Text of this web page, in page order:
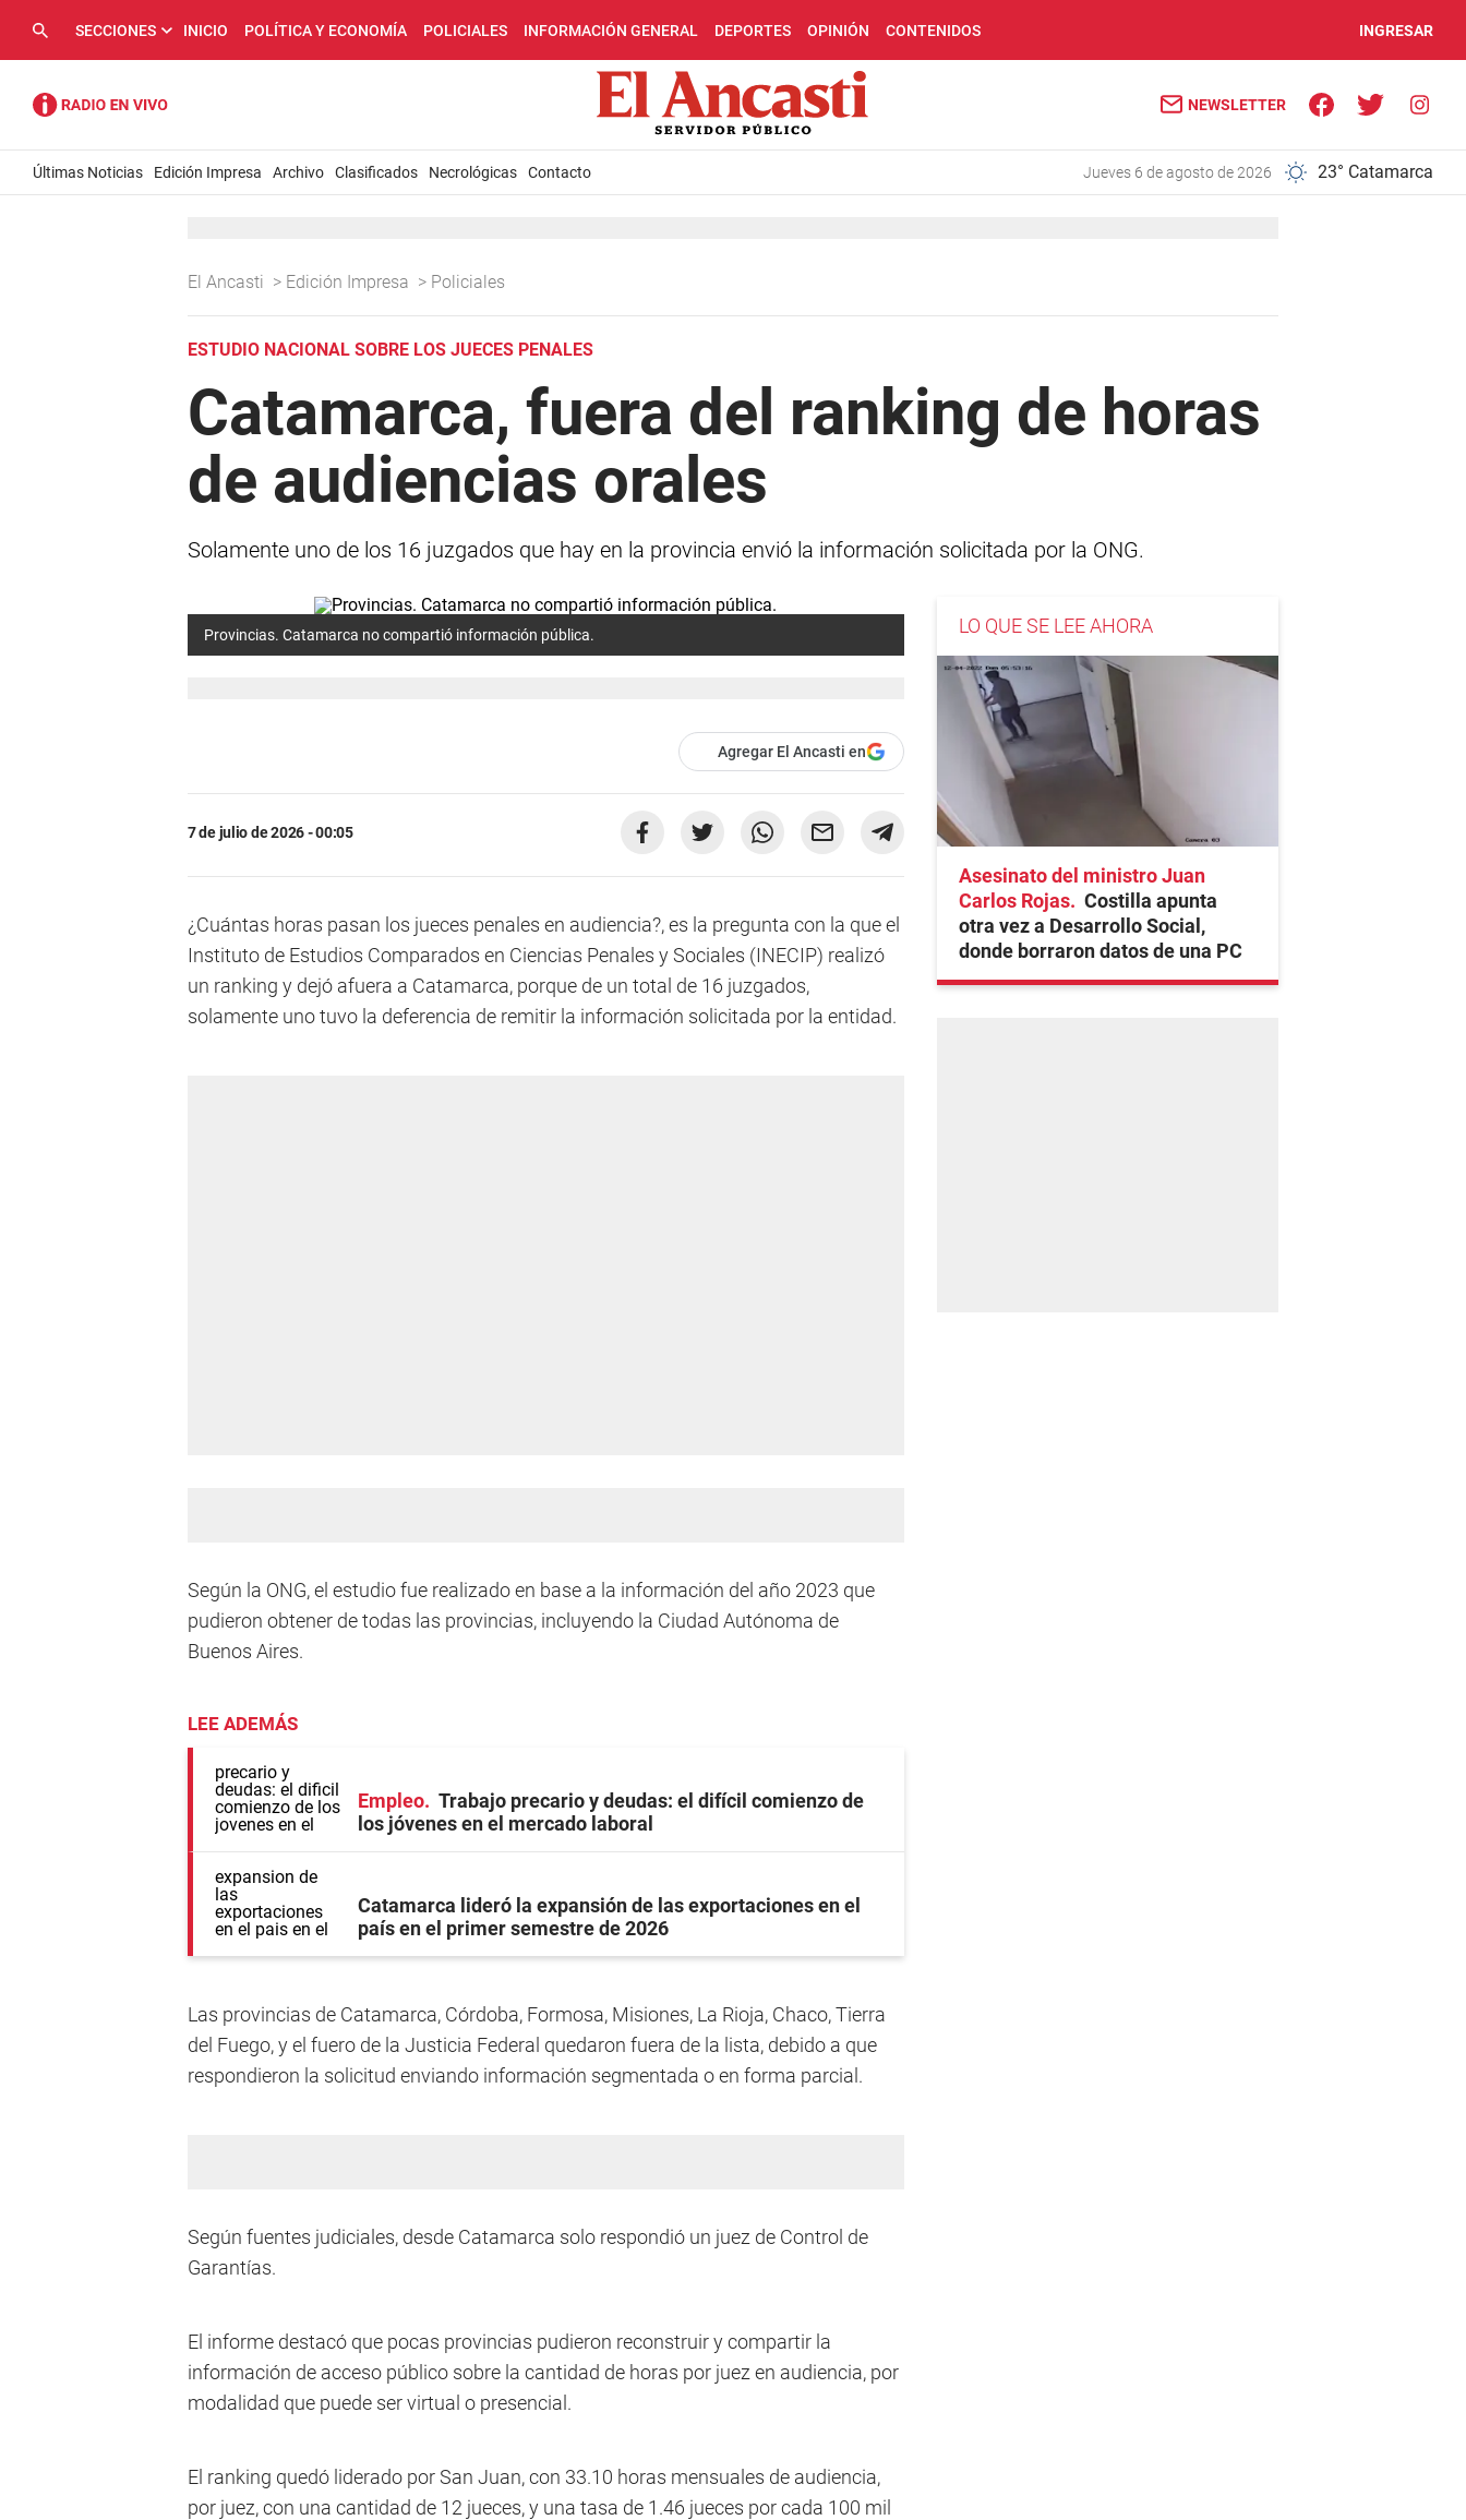
SECCIONES INICIO POLÍTICA Y ECONOMÍA POLICIALES INFORMACIÓN GENERAL DEPORTES OPINIÓN CONTENIDOS INGRESAR
NEWSLETTER
Últimas Noticias Edición Impresa Archivo Clasificados Necrológicas Contacto jueves 6 de agosto de 2026 23° Catamarca
El Ancasti > Edición Impresa > Policiales
ESTUDIO NACIONAL SOBRE LOS JUECES PENALES
Catamarca, fuera del ranking de horas
de audiencias orales
Solamente uno de los 16 juzgados que hay en la provincia envió la información solicitada por la ONG.
Provincias. Catamarca no compartió información pública.
Agregar El Ancasti en
7 de julio de 2026 - 00:05
¿Cuántas horas pasan los jueces penales en audiencia?, es la pregunta con la que el
Instituto de Estudios Comparados en Ciencias Penales y Sociales (INECIP) realizó
un ranking y dejó afuera a Catamarca, porque de un total de 16 juzgados,
solamente uno tuvo la deferencia de remitir la información solicitada por la entidad.
Según la ONG, el estudio fue realizado en base a la información del año 2023 que
pudieron obtener de todas las provincias, incluyendo la Ciudad Autónoma de
Buenos Aires.
LEE ADEMÁS
Empleo
Trabajo precario y deudas: el difícil comienzo de
los jóvenes en el mercado laboral
Catamarca lideró la expansión de las exportaciones en el
país en el primer semestre de 2026
Las provincias de Catamarca, Córdoba, Formosa, Misiones, La Rioja, Chaco, Tierra
del Fuego, y el fuero de la Justicia Federal quedaron fuera de la lista, debido a que
respondieron la solicitud enviando información segmentada o en forma parcial.
Según fuentes judiciales, desde Catamarca solo respondió un juez de Control de
Garantías.
El informe destacó que pocas provincias pudieron reconstruir y compartir la
información de acceso público sobre la cantidad de horas por juez en audiencia, por
modalidad que puede ser virtual o presencial.
El ranking quedó liderado por San Juan, con 33.10 horas mensuales de audiencia,
por juez, con una cantidad de 12 jueces, y una tasa de 1.46 jueces por cada 100 mil
LO QUE SE LEE AHORA
Asesinato del ministro Juan
Carlos Rojas
Costilla apunta
otra vez a Desarrollo Social,
donde borraron datos de una PC